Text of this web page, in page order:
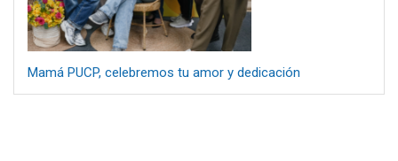
Mamá PUCP, celebremos tu amor y dedicación